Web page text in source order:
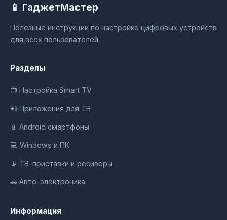
📱 ГаджетМастер
Полезные инструкции по настройке цифровых устройств
для всех пользователей.
Разделы
📺 Настройка Smart TV
📲 Приложения для ТВ
📱 Android смартфоны
💻 Windows и ПК
📡 ТВ-приставки и ресиверы
🚗 Авто-электроника
Информация